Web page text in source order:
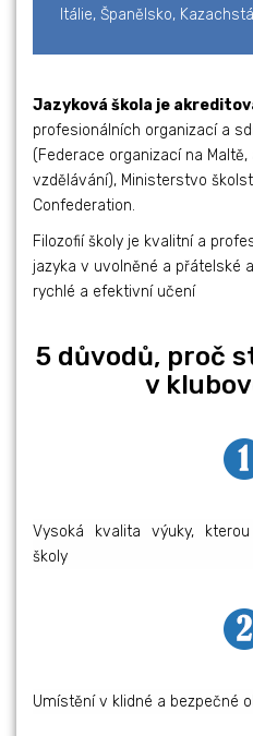
Itálie, Španělsko,
Jazyková škola je
profesionálních organizací a
(Federace organizací na
vzdělávání), Ministerstvo
Confederation.
Filozofií školy je kvalitní a
jazyka v uvolněné a přátelské
rychlé a efektivní učení
5 důvodů, proč
v
Vysoká kvalita výuky,
školy
Umístění v klidné a bezpečné